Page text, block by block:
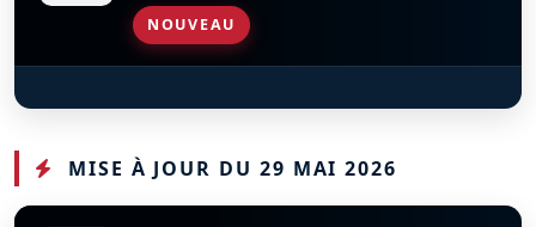
NOUVEAU
S D
Șoimii României - Hawks Of Romania
MISE À JOUR DU 29 MAI 2026